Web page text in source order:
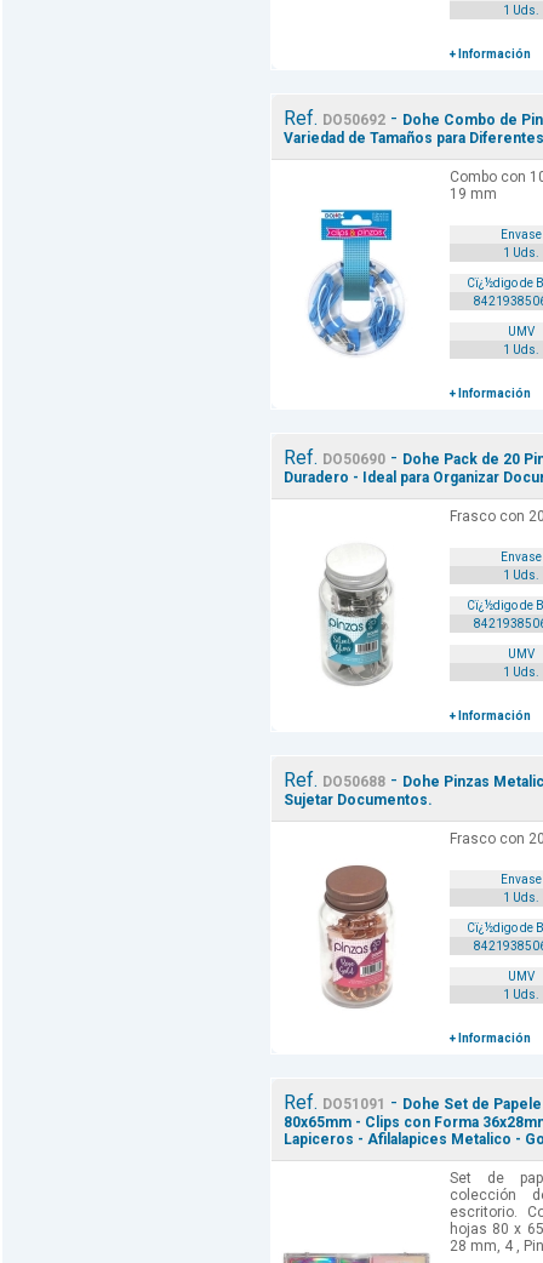
1 Uds.
+ Información
Ref. DO50692- Dohe Combo de
Variedad de Tamaños para
Combo con
19 mm
Envase
1 Uds.
Cï¿½digo de
UMV
1 Uds.
+ Información
Ref. DO50690- Dohe Pack de 20
Duradero - Ideal para Organizar
Frasco con
Envase
1 Uds.
Cï¿½digo de
UMV
1 Uds.
+ Información
Ref. DO50688- Dohe Pinzas
Sujetar Documentos.
Frasco con
Envase
1 Uds.
Cï¿½digo de
UMV
1 Uds.
+ Información
Ref. DO51091 - Dohe Set de
80x65mm - Clips con Forma
Lapiceros - Afilalapices Metalico -
Set de
colección
escritorio.
hojas 80 x
28 mm, 4 ,